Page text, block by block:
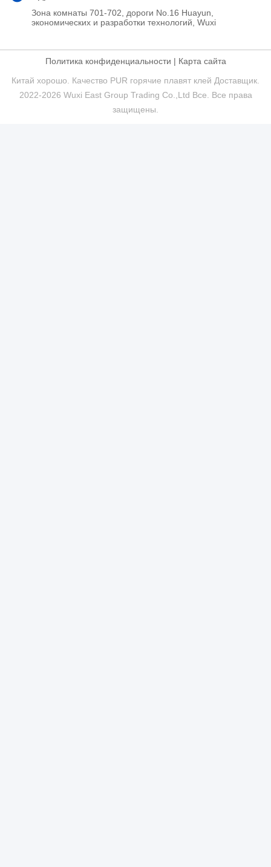
Зона комнаты 701-702, дороги No.16 Huayun,
экономических и разработки технологий, Wuxi
Политика конфиденциальности | Карта сайта
Китай хорошо. Качество PUR горячие плавят клей Доставщик.
2022-2026 Wuxi East Group Trading Co.,Ltd Все. Все права
защищены.